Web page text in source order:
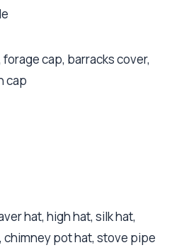
forage cap, barracks cover,
cap
hat, high hat, silk hat,
chimney pot hat, stove pipe